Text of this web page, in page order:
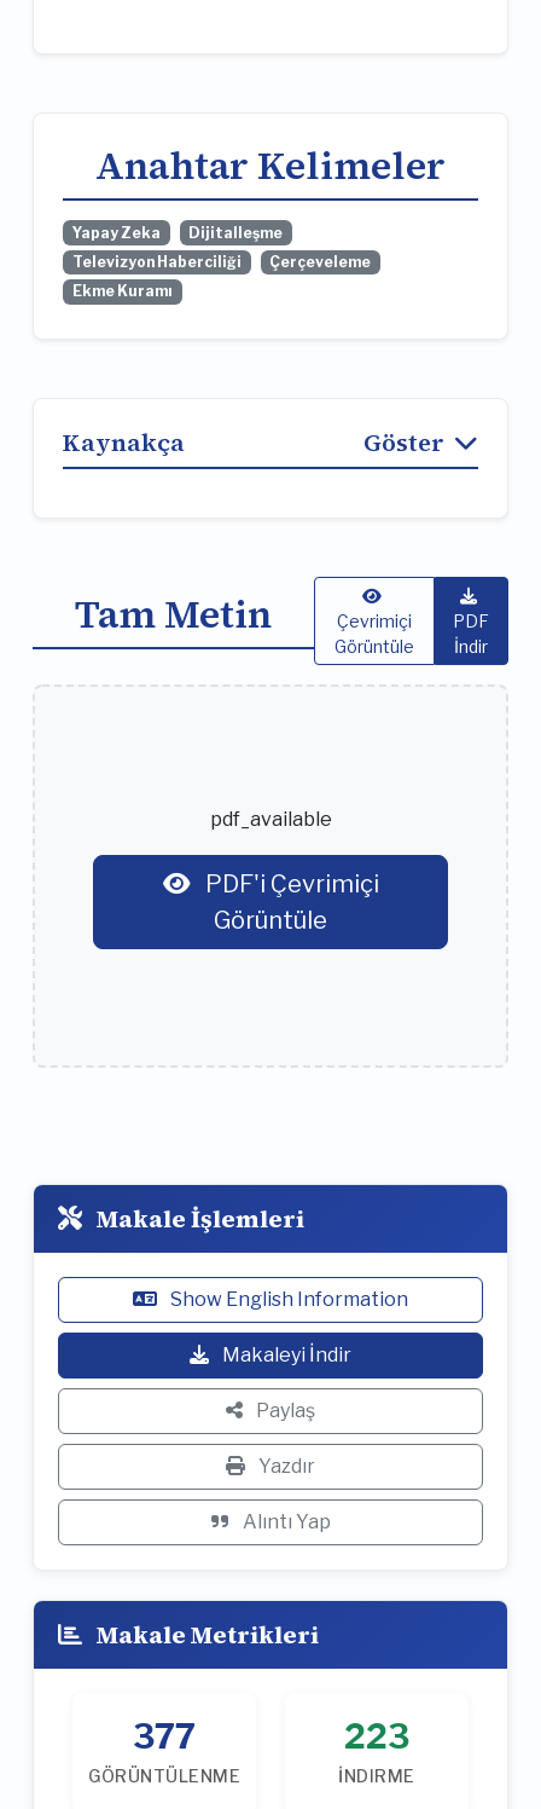
Anahtar Kelimeler
Yapay Zeka
Dijitalleşme
Televizyon Haberciliği
Çerçeveleme
Ekme Kuramı
Kaynakça Göster
Tam Metin
Çevrimiçi
Görüntüle
PDF
İndir
pdf_available
Görüntüle
Makale İşlemleri
Show English Information
Makaleyi İndir
Paylaş
Yazdır
Alıntı Yap
Makale Metrikleri
377
GÖRÜNTÜLENME
223
İNDIRME